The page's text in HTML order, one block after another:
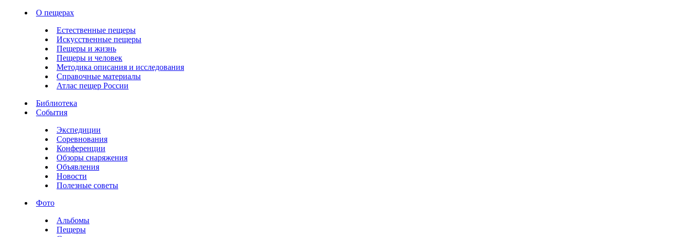
О пещерах
Естественные пещеры
Искусственные пещеры
Пещеры и жизнь
Пещеры и человек
Методика описания и исследования
Справочные материалы
Атлас пещер России
Библиотека
События
Экспедиции
Соревнования
Конференции
Обзоры снаряжения
Объявления
Новости
Полезные советы
Фото
Альбомы
Пещеры